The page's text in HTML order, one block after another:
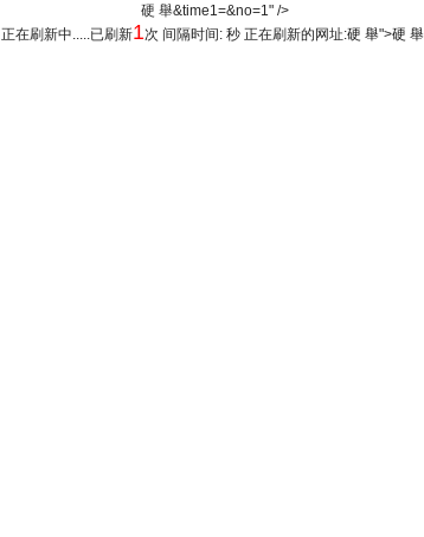
硬 舉&time1=&no=1" />
正在刷新中.....已刷新1次 间隔时间: 秒 正在刷新的网址:硬 舉">硬 舉